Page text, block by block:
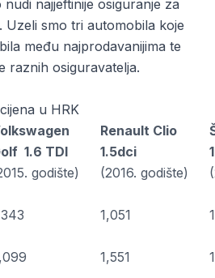
najjeftinije osiguranje za
Uzeli smo tri automobila koje
među najprodavanijima te
raznih osiguravatelja.
u HRK
1.6 TDI
godište)
Renault Clio
1.5dci
(2016. godište)
1,051
1,551